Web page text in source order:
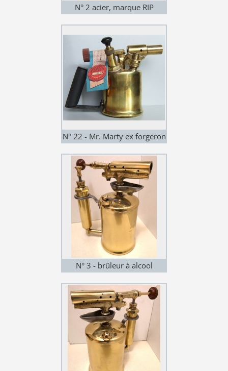
N° 2 acier, marque RIP
N° 22 - Mr. Marty ex forgeron
N° 3 - brûleur à alcool